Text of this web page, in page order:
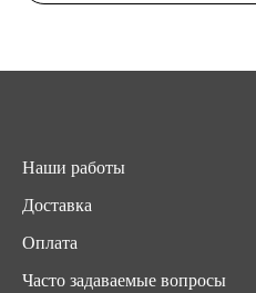
Наши работы
Доставка
Оплата
Часто задаваемые вопросы